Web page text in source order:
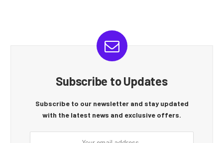
Subscribe to Updates
Subscribe to our newsletter and stay updated
with the latest news and exclusive offers.